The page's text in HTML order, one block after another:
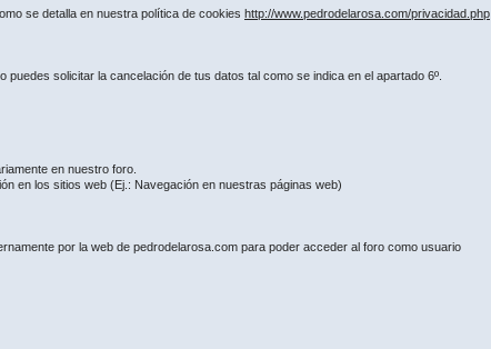
se detalla en nuestra política de cookies http://www.pedrodelarosa.com/privacidad.php
solicitar la cancelación de tus datos tal como se indica en el apartado 6º.
en nuestro foro.
en los sitios web (Ej.: Navegación en nuestras páginas web)
por la web de pedrodelarosa.com para poder acceder al foro como usuario